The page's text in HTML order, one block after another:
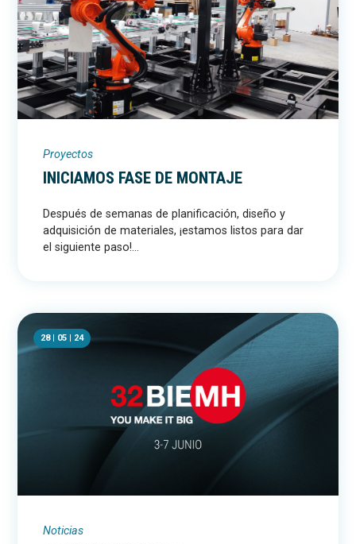
Proyectos
INICIAMOS FASE DE MONTAJE
Después de semanas de planificación, diseño y
adquisición de materiales, ¡estamos listos para dar
el siguiente paso!...
28 | 05 | 24
Noticias